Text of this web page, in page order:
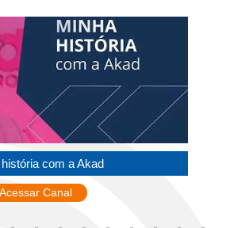
com a Akad
Acessar Canal